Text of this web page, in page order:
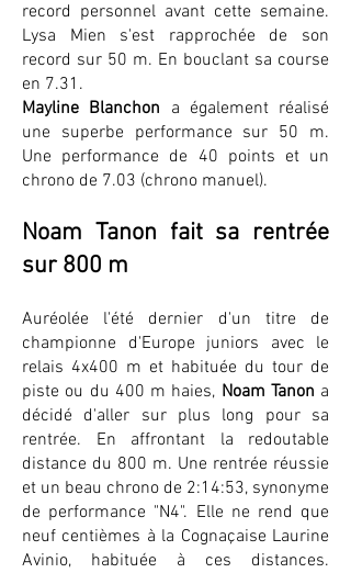
record personnel avant cette semaine.
Lysa Mien s'est rapprochée de son
record sur 50 m. En bouclant sa course
en 7.31.
Mayline Blanchon a également réalisé
une superbe performance sur 50 m.
Une performance de 40 points et un
chrono de 7.03 (chrono manuel).
Noam Tanon fait sa rentrée
sur 800 m
Auréolée l'été dernier d'un titre de
championne d'Europe juniors avec le
relais 4x400 m et habituée du tour de
piste ou du 400 m haies, Noam Tanon a
décidé d'aller sur plus long pour sa
rentrée. En affrontant la redoutable
distance du 800 m. Une rentrée réussie
et un beau chrono de 2:14:53, synonyme
de performance "N4". Elle ne rend que
neuf centièmes à la Cognaçaise Laurine
Avinio, habituée à ces distances.